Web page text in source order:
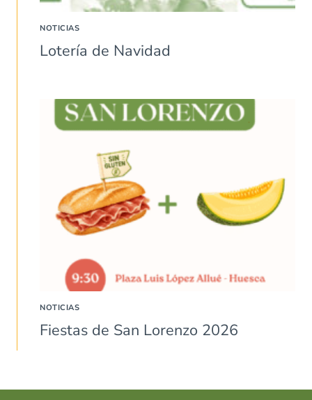
NOTICIAS
Lotería de Navidad
NOTICIAS
Fiestas de San Lorenzo 2026